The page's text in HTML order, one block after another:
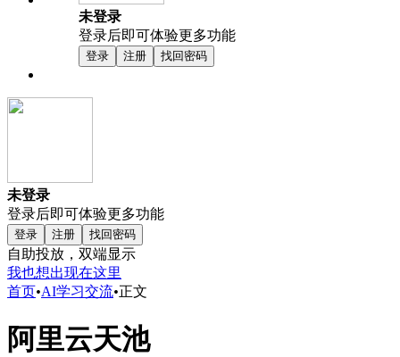
未登录
登录后即可体验更多功能
登录 注册 找回密码
未登录
登录后即可体验更多功能
登录 注册 找回密码
自助投放，双端显示
我也想出现在这里
首页•AI学习交流•正文
阿里云天池